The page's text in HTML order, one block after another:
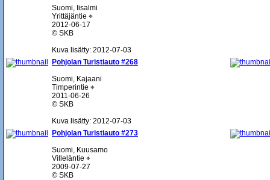
Suomi, Iisalmi
Yrittäjäntie ⌖
2012-06-17
© SKB
Kuva lisätty: 2012-07-03
Pohjolan Turistiauto #268
Suomi, Kajaani
Timperintie ⌖
2011-06-26
© SKB
Kuva lisätty: 2012-07-03
Pohjolan Turistiauto #273
Suomi, Kuusamo
Villeläntie ⌖
2009-07-27
© SKB